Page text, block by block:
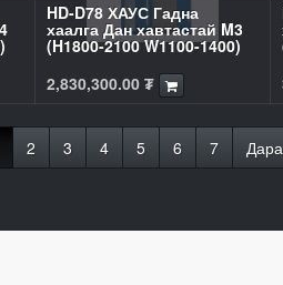
HD-D78 ХАУС Гадна
хаалга Дан хавтастай M3
(H1800-2100 W1100-1400)
2,830,300.00₮
2 3 4 5 6 7